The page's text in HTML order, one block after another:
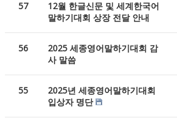
57
12월 한글신문 및 세계한국어
말하기대회 상장 전달 안내
56
2025 세종영어말하기대회 감
사 말씀
55
2025년 세종영어말하기대회
입상자 명단